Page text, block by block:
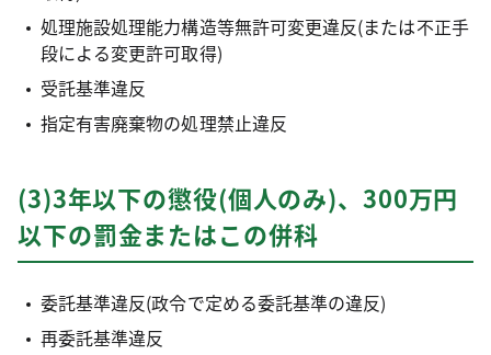
処理施設処理能力構造等無許可変更違反(または不正手
段による変更許可取得)
受託基準違反
指定有害廃棄物の処理禁止違反
(3)3年以下の懲役(個人のみ)、300万円
以下の罰金またはこの併科
委託基準違反(政令で定める委託基準の違反)
再委託基準違反